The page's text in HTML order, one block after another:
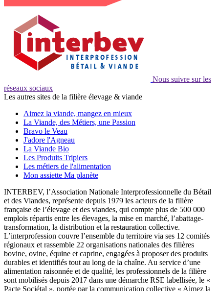
Nous suivre sur les
réseaux sociaux
Les autres sites de la filière élevage & viande
Aimez la viande, mangez en mieux
La Viande, des Métiers, une Passion
Bravo le Veau
J'adore l'Agneau
La Viande Bio
Les Produits Tripiers
Les métiers de l'alimentation
Mon assiette Ma planète
INTERBEV, l’Association Nationale Interprofessionnelle du Bétail
et des Viandes, représente depuis 1979 les acteurs de la filière
française de l’élevage et des viandes, qui compte plus de 500 000
emplois répartis entre les élevages, la mise en marché, l’abattage-
transformation, la distribution et la restauration collective.
L’interprofession couvre l’ensemble du territoire via ses 12 comités
régionaux et rassemble 22 organisations nationales des filières
bovine, ovine, équine et caprine, engagées à proposer des produits
durables et identifiés tout au long de la chaîne. Au service d’une
alimentation raisonnée et de qualité, les professionnels de la filière
sont mobilisés depuis 2017 dans une démarche RSE labellisée, le «
Pacte Sociétal », portée par la communication collective « Aimez la